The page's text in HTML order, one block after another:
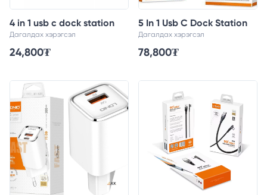
4 in 1 usb c dock station
Дагалдах хэрэгсэл
24,800₮
5 In 1 Usb C Dock Station
Дагалдах хэрэгсэл
78,800₮